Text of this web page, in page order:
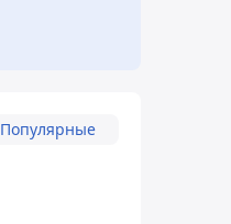
Популярные